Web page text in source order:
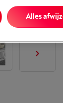
Alles